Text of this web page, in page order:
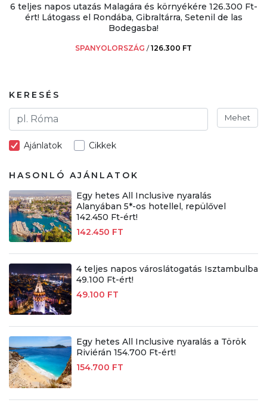
6 teljes napos utazás Malagára és környékére 126.300 Ft-
ért! Látogass el Rondába, Gibraltárra, Setenil de las
Bodegasba!
SPANYOLORSZÁG /126.300 FT
KERESÉS
Mehet
Ajánlatok Cikkek
HASONLÓ AJÁNLATOK
Egy hetes All Inclusive nyaralás
Alanyában 5*-os hotellel, repülővel
142.450 Ft-ért!
142.450 FT
4 teljes napos városlátogatás Isztambulba
49.100 Ft-ért!
49.100 FT
Egy hetes All Inclusive nyaralás a Török
Riviérán 154.700 Ft-ért!
154.700 FT